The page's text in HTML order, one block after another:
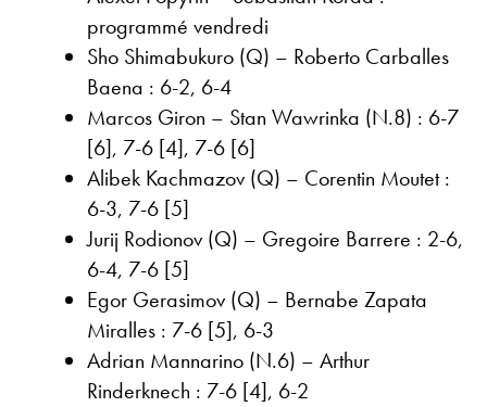
programmé vendredi
Sho Shimabukuro (Q) – Roberto Carballes
Baena : 6-2, 6-4
Marcos Giron – Stan Wawrinka (N.8) : 6-7
[6], 7-6 [4], 7-6 [6]
Alibek Kachmazov (Q) – Corentin Moutet :
6-3, 7-6 [5]
Jurij Rodionov (Q) – Gregoire Barrere : 2-6,
6-4, 7-6 [5]
Egor Gerasimov (Q) – Bernabe Zapata
Miralles : 7-6 [5], 6-3
Adrian Mannarino (N.6) – Arthur
Rinderknech : 7-6 [4], 6-2